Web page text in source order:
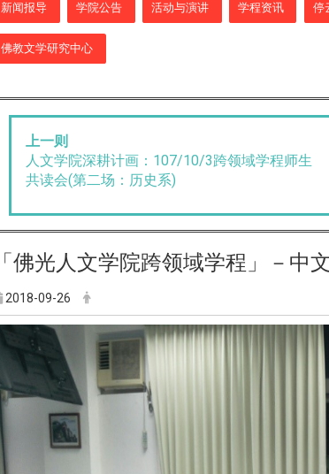
新闻报导 学院公告 活动与演讲 学程资讯 停
佛教文学研究中心
上一则
人文学院深耕计画：107/10/3跨领域学程师生
共读会(第二场：历史系)
「佛光人文学院跨领域学程」－中
2018-09-26